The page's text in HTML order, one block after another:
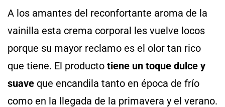
A los amantes del reconfortante aroma de la
vainilla esta crema corporal les vuelve locos
porque su mayor reclamo es el olor tan rico
que tiene. El producto tiene un toque dulce y
suave que encandila tanto en época de frío
como en la llegada de la primavera y el verano.